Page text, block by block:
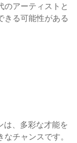
のアーティストと
きる可能性がある
は、多彩な才能を
チャンスです。